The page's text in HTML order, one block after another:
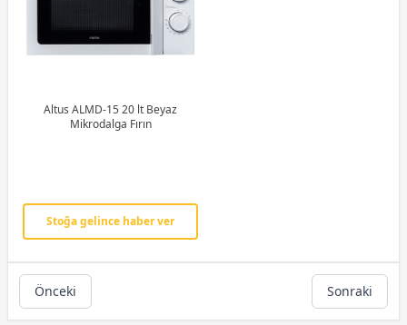
Altus ALMD-15 20 lt Beyaz
Mikrodalga Fırın
Stoğa gelince haber ver
Önceki Sonraki